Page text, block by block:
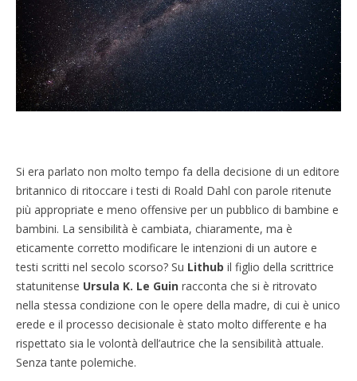
Si era parlato non molto tempo fa della decisione di un editore
britannico di ritoccare i testi di Roald Dahl con parole ritenute
più appropriate e meno offensive per un pubblico di bambine e
bambini. La sensibilità è cambiata, chiaramente, ma è
eticamente corretto modificare le intenzioni di un autore e
testi scritti nel secolo scorso? Su Lithub il figlio della scrittrice
statunitense Ursula K. Le Guin racconta che si è ritrovato
nella stessa condizione con le opere della madre, di cui è unico
erede e il processo decisionale è stato molto differente e ha
rispettato sia le volontà dell’autrice che la sensibilità attuale.
Senza tante polemiche.